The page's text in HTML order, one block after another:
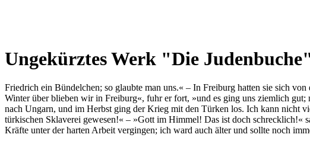
Ungekürztes Werk "Die
Friedrich ein Bündelchen; so glaubte man uns.« – In Freiburg hatten sie sich
Winter über blieben wir in Freiburg«, fuhr er fort, »und es ging uns ziemlich
nach Ungarn, und im Herbst ging der Krieg mit den Türken los. Ich kann nicht
türkischen Sklaverei gewesen!« – »Gott im Himmel! Das ist doch schrecklich!«
Kräfte unter der harten Arbeit vergingen; ich ward auch älter und sollte noch